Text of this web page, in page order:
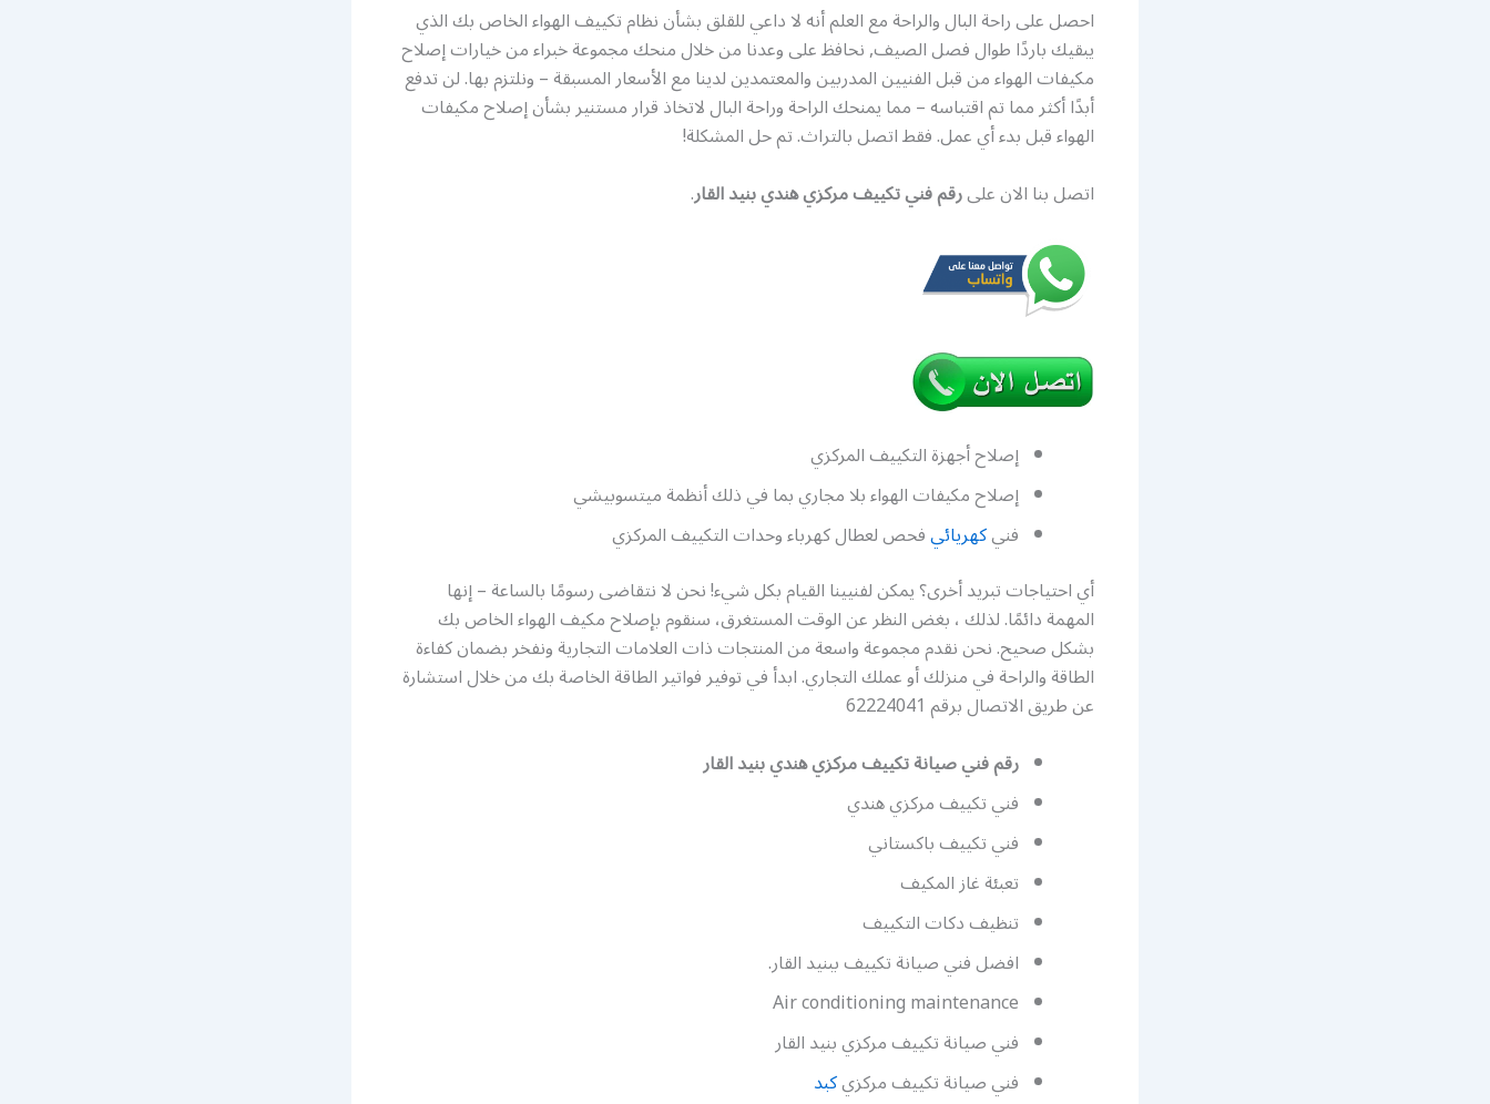
احصل على راحة البال والراحة مع العلم أنه لا داعي للقلق بشأن نظام تكييف الهواء الخاص بك الذي
يبقيك باردًا طوال فصل الصيف, نحافظ على وعدنا من خلال منحك مجموعة خبراء من خيارات إصلاح
مكيفات الهواء من قبل الفنيين المدربين والمعتمدين لدينا مع الأسعار المسبقة – ونلتزم بها. لن تدفع
أبدًا أكثر مما تم اقتباسه – مما يمنحك الراحة وراحة البال لاتخاذ قرار مستنير بشأن إصلاح مكيفات
الهواء قبل بدء أي عمل. فقط اتصل بالتراث. تم حل المشكلة!
اتصل بنا الان علىرقم فني تكييف مركزي هندي بنيد القار.
إصلاح أجهزة التكييف المركزي
إصلاح مكيفات الهواء بلا مجاري بما في ذلك أنظمة ميتسوبيشي
فنيكهريائيفحص لعطال كهرباء وحدات التكييف المركزي
أي احتياجات تبريد أخرى؟ يمكن لفنيينا القيام بكل شيء! نحن لا نتقاضى رسومًا بالساعة – إنها
المهمة دائمًا. لذلك ، بغض النظر عن الوقت المستغرق، سنقوم بإصلاح مكيف الهواء الخاص بك
بشكل صحيح. نحن نقدم مجموعة واسعة من المنتجات ذات العلامات التجارية ونفخر بضمان كفاءة
الطاقة والراحة في منزلك أو عملك التجاري. ابدأ في توفير فواتير الطاقة الخاصة بك من خلال استشارة
عن طريق الاتصال برقم 62224041
رقم فني صيانة تكييف مركزي هندي بنيد القار
فني تكييف مركزي هندي
فني تكييف باكستاني
تعبئة غاز المكيف
تنظيف دكات التكييف
افضل فني صيانة تكييف ببنيد القار.
Air conditioning maintenance
فني صيانة تكييف مركزي بنيد القار
فني صيانة تكييف مركزيكبد